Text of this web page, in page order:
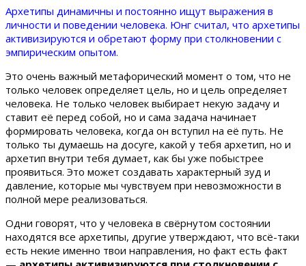
Архетипы динамичны и постоянно ищут выражения в
личности и поведении человека. Юнг считал, что архетипы
активизируются и обретают форму при столкновении с
эмпирическим опытом.
Это очень важный метафорический момент о том, что не
только человек определяет цель, но и цель определяет
человека. Не только человек выбирает некую задачу и
ставит её перед собой, но и сама задача начинает
формировать человека, когда он вступил на её путь. Не
только ты думаешь на досуге, какой у тебя архетип, но и
архетип внутри тебя думает, как бы уже побыстрее
проявиться. Это может создавать характерный зуд и
давление, которые мы чувствуем при невозможности в
полной мере реализоваться.
Одни говорят, что у человека в свёрнутом состоянии
находятся все архетипы, другие утверждают, что всё-таки
есть некие именно твои направления, но факт есть факт